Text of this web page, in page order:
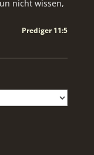
nicht wissen,
Prediger 11:5